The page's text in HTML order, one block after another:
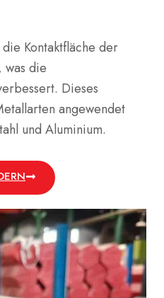
Kontaktfläche der
die
Dieses
angewendet
und Aluminium.